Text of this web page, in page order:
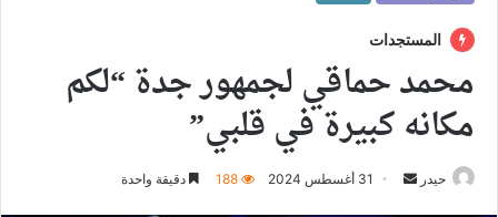
المستجدات
محمد حماقي لجمهور جدة “لكم
مكانه كبيرة في قلبي”
حيدر
أرسل
31 أغسطس 2024 188 دقيقة واحدة